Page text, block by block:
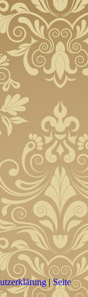
|Seite